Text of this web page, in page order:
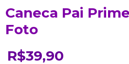
Caneca Pai
Foto
R$39,90